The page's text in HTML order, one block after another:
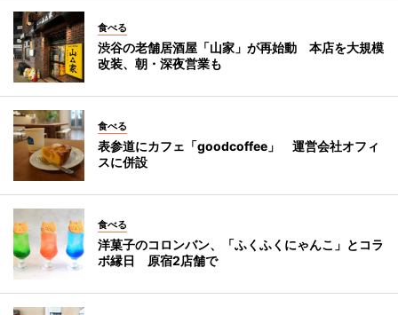
食べる
渋谷の老舗居酒屋「山家」が再始動 本店を大規模
改装、朝・深夜営業も
食べる
表参道にカフェ「goodcoffee」 運営会社オフィ
スに併設
食べる
洋菓子のコロンバン、「ふくふくにゃんこ」とコラ
ボ縁日 原宿2店舗で